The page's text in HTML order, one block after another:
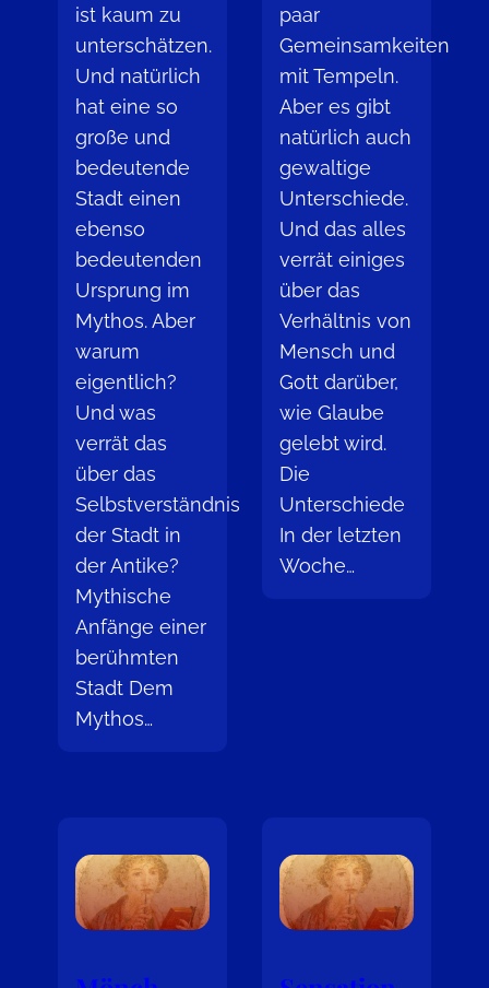
ist kaum zu
unterschätzen.
Und natürlich
hat eine so
große und
bedeutende
Stadt einen
ebenso
bedeutenden
Ursprung im
Mythos. Aber
warum
eigentlich?
Und was
verrät das
über das
Selbstverständnis
der Stadt in
der Antike?
Mythische
Anfänge einer
berühmten
Stadt Dem
Mythos…
paar
Gemeinsamkeiten
mit Tempeln.
Aber es gibt
natürlich auch
gewaltige
Unterschiede.
Und das alles
verrät einiges
über das
Verhältnis von
Mensch und
Gott darüber,
wie Glaube
gelebt wird.
Die
Unterschiede
In der letzten
Woche…